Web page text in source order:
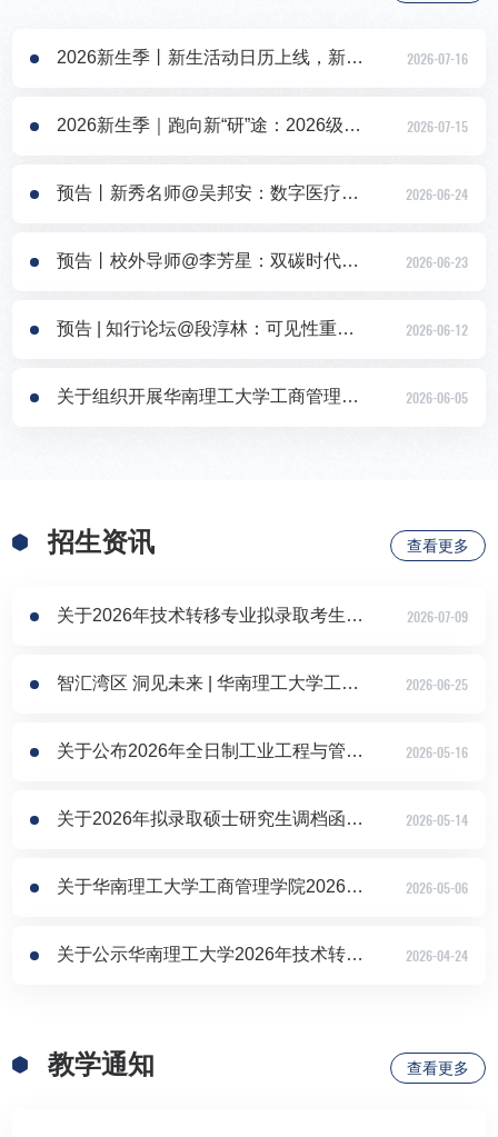
2026新生季丨新生活动日历上线，新程启航，闪耀同行 2026-07-16
2026新生季｜跑向新“研”途：2026级MBA/MEM/MPAcc/MTT迎新跑，邀你云端开跑！ 2026-07-15
预告丨新秀名师@吴邦安：数字医疗健康服务管理研究与实践 2026-06-24
预告丨校外导师@李芳星：双碳时代下暖通制冷新机遇 2026-06-23
预告 | 知行论坛@段淳林：可见性重构——GEO时代的品牌传播策略变革与智能治理 2026-06-12
关于组织开展华南理工大学工商管理学院2026届专业学位毕业合影、毕业典礼暨学位授予仪式的通知 2026-06-05
招生资讯 查看更多
关于2026年技术转移专业拟录取考生选导师的通知 2026-07-09
智汇湾区 洞见未来 | 华南理工大学工商管理学院2027年EMBA/MBA/MEM/MPAcc招生公开课等你报名！ 2026-06-25
关于公布2026年全日制工业工程与管理拟录取考生选导师结果的通知 2026-05-16
关于2026年拟录取硕士研究生调档函、现实表现复审表（政审表）、组织关系、户口迁移、协议书、通知书邮寄地址校对等事宜的补充说明 2026-05-14
关于华南理工大学工商管理学院2026年全日制MBA/MPAcc/MEM拟录取考生选导师的通知 2026-05-06
关于公示华南理工大学2026年技术转移硕士调剂复试拟录取补录名单的通知（第三批） 2026-04-24
教学通知 查看更多